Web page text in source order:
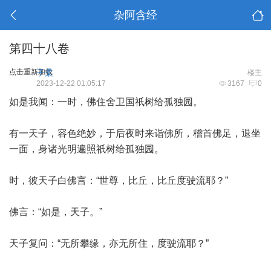
杂阿含经
第四十八卷
点击重新加载 楼主
子柔
3167 0
2023-12-22 01:05:17
如是我闻：一时，佛住舍卫国祇树给孤独园。
有一天子，容色绝妙，于后夜时来诣佛所，稽首佛足，退坐
一面，身诸光明遍照祇树给孤独园。
时，彼天子白佛言：“世尊，比丘，比丘度驶流耶？”
佛言：“如是，天子。”
天子复问：“无所攀缘，亦无所住，度驶流耶？”